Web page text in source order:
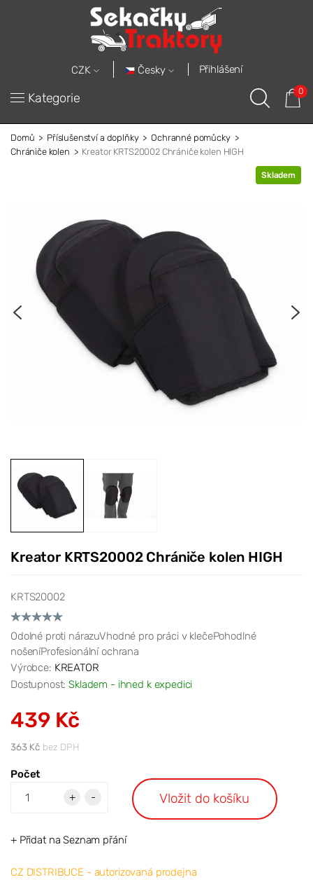
CZK Česky Přihlášení
Kategorie 0
Domů Příslušenství a doplňky
Ochranné pomůcky
Chrániče kolen
Kreator KRTS20002 Chrániče kolen HIGH
Skladem
Kreator KRTS20002 Chrániče kolen HIGH
KRTS20002
Odolné proti nárazuVhodné pro práci v klečePohodlné
nošeníProfesionální ochrana
Výrobce: KREATOR
Dostupnost:Skladem - ihned k expedici
439 Kč
363 Kč bez DPH
Počet
+
- Vložit do košíku
+ Přidat na Seznam přání
CZ DISTRIBUCE - autorizovaná prodejna